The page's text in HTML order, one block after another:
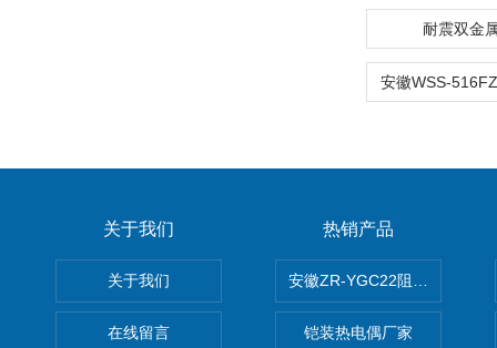
耐震双金
关于我们
关于我们
在线留言
热销产品
安徽ZR-YGC22阻燃硅橡胶电
铠装热电偶厂家